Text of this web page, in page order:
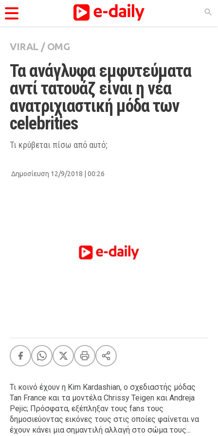
ΚΑΤΗΓΟΡΊΕΣ
Ειδήσεις
Θέματα
Videos
Podcasts
Viral
City Guide
A-List LGBTQI+
Xmas
LIFE
Food
Body+Mind
VIRAL / OMG
Τα ανάγλυφα εμφυτεύματα
αντί τατουάζ είναι η νέα
ανατριχιαστική μόδα των
celebrities
Τι κρύβεται πίσω από αυτό;
Δημοσίευση 12/9/2018 | 00:26
Τι κοινό έχουν η Kim Kardashian, ο σχεδιαστής μόδας
Tan France και τα μοντέλα Chrissy Teigen και Andreja
Pejic; Πρόσφατα, εξέπληξαν τους fans τους
δημοσιεύοντας εικόνες τους στις οποίες φαίνεται να
έχουν κάνει μια σημαντιλή αλλαγή στο σώμα τους...